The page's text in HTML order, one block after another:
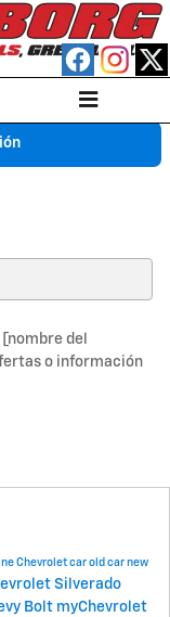
del
o información
Chevrolet car old car new
Silverado
Bolt myChevrolet